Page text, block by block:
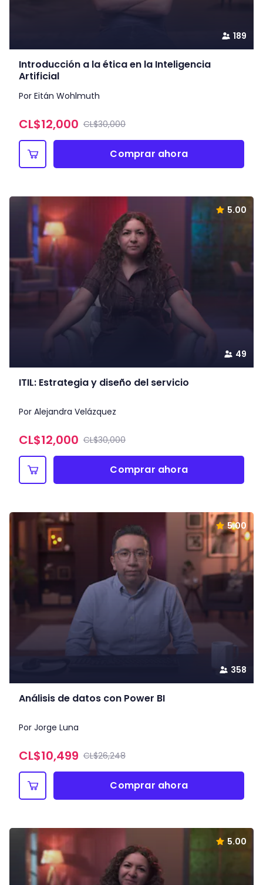
189
Introducción a la ética en la Inteligencia
Artificial
Por Eitán Wohlmuth
CL$12,000 CL$30,000
Comprar ahora
49
5.00
ITIL: Estrategia y diseño del servicio
Por Alejandra Velázquez
CL$12,000 CL$30,000
Comprar ahora
358
5.00
Análisis de datos con Power BI
Por Jorge Luna
CL$10,499 CL$26,248
Comprar ahora
5.00